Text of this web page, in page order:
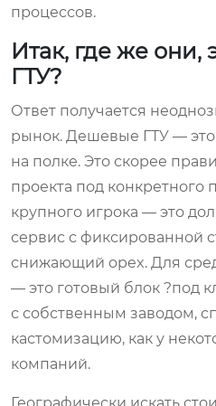
процессов.
Итак, где же они,
ГТУ?
Ответ получается
рынок. Дешевые ГТУ —
на полке. Это скорее
проекта под конкретного
крупного игрока — это
сервис с фиксированной
снижающий opex. Для
— это готовый блок ?под
с собственным заводом,
кастомизацию, как у
компаний.
Географически искать